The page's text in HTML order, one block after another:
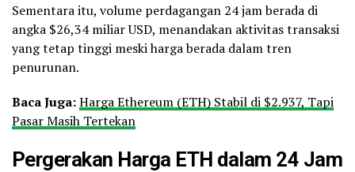
Sementara itu, volume perdagangan 24 jam berada di
angka $26,34 miliar USD, menandakan aktivitas transaksi
yang tetap tinggi meski harga berada dalam tren
penurunan.
Baca Juga:Harga Ethereum (ETH) Stabil di $2.937, Tapi
Pasar Masih Tertekan
Pergerakan Harga ETH dalam 24 Jam